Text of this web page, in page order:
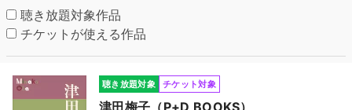
聴き放題対象作品
チケットが使える作品
聴き放題対象 チケット対象
津田梅子（P+D BOOKS）